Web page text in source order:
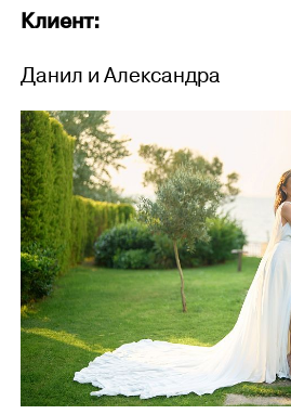
Клиент:
Данил и Александра